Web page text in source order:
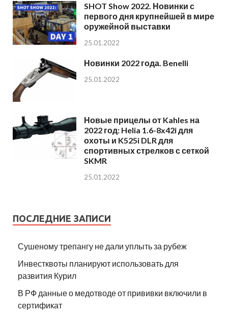
SHOT Show 2022. Новинки с
первого дня крупнейшей в мире
оружейной выставки
25.01.2022
Новинки 2022 года. Benelli
25.01.2022
Новые прицелы от Kahles на
2022 год: Helia 1.6-8x42i для
охоты и K525i DLR для
спортивных стрелков с сеткой
SKMR
25.01.2022
ПОСЛЕДНИЕ ЗАПИСИ
Сушеному трепангу не дали уплыть за рубеж
Инвестквоты планируют использовать для
развития Курил
В РФ данные о медотводе от прививки включили в
сертификат